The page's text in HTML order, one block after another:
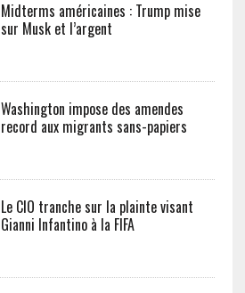
Midterms américaines : Trump mise
sur Musk et l’argent
Washington impose des amendes
record aux migrants sans-papiers
Le CIO tranche sur la plainte visant
Gianni Infantino à la FIFA